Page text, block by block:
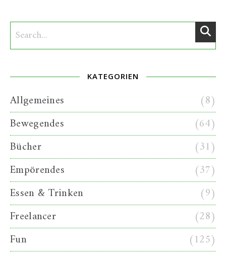
KATEGORIEN
Allgemeines
(8)
Bewegendes
(64)
Bücher
(31)
Empörendes
(37)
Essen & Trinken
(9)
Freelancer
(28)
Fun
(125)